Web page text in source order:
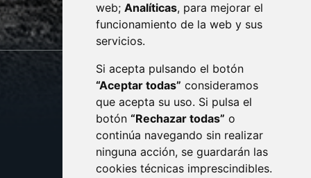
web; Analíticas, para mejorar el
funcionamiento de la web y sus
servicios.
Si acepta pulsando el botón
“Aceptar todas” consideramos
que acepta su uso. Si pulsa el
botón “Rechazar todas” o
continúa navegando sin realizar
ninguna acción, se guardarán las
cookies técnicas imprescindibles.
monzon.es
CONTACTO
AVISO LEGAL
PROTECCIÓN DE DATOS
POLÍTICA DE COOKIES
ACCESIBILIDAD
ENLACE EXTERNO AL